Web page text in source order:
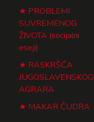
PROBLEMI
SUVREMENOG
ŽIVOTA (socijalni
eseji)
RASKRŠĆA
JUGOSLAVENSKOG
AGRARA
MAKAR ČUDRA